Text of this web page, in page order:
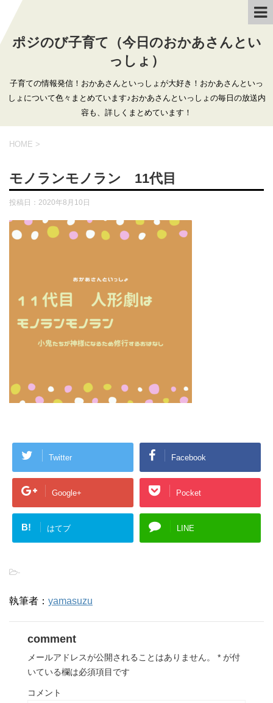
ポジのび子育て（今日のおかあさんとい
っしょ）
子育ての情報発信！おかあさんといっしょが大好き！おかあさんといっ
しょについて色々まとめています♪おかあさんといっしょの毎日の放送内
容も、詳しくまとめています！
HOME >
モノランモノラン 11代目
投稿日： 2020年8月10日
Twitter Facebook
Google+ Pocket
B! はてブ LINE
-
執筆者： yamasuzu
comment
メールアドレスが公開されることはありません。 * が付
いている欄は必須項目です
コメント